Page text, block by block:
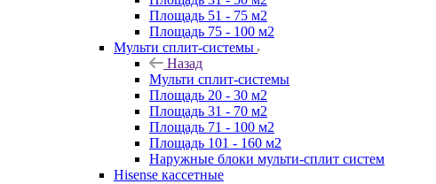
Площадь 51 - 75 м2
Площадь 75 - 100 м2
Мульти сплит-системы
Назад
Мульти сплит-системы
Площадь 20 - 30 м2
Площадь 31 - 70 м2
Площадь 71 - 100 м2
Площадь 101 - 160 м2
Наружные блоки мульти-сплит систем
Hisense кассетные